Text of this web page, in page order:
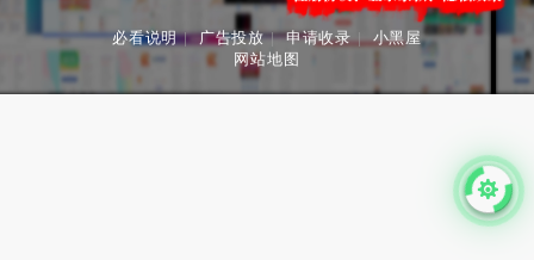
必看说明 | 广告投放 | 申请收录 |
小黑屋
网站地图